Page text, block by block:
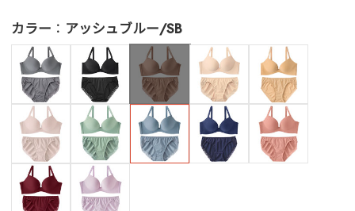
カラー アッシュブルー/SB